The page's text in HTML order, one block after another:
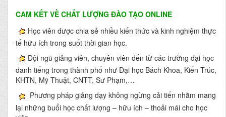
CAM KẾT VỀ CHẤT LƯỢNG ĐÀO TẠO ONLINE
Học viên được chia sẻ nhiều kiến thức và kinh nghiệm thực
tế hữu ích trong suốt thời gian học.
Đội ngũ giảng viên, chuyên viên đến từ các trường đại học
danh tiếng trong thành phố như Đại học Bách Khoa, Kiến Trúc,
KHTN, Mỹ Thuật, CNTT, Sư Phạm,…
Phương pháp giảng dạy không ngừng cải tiến nhằm mang
lại những buổi học chất lượng – hữu ích – thoải mái cho học